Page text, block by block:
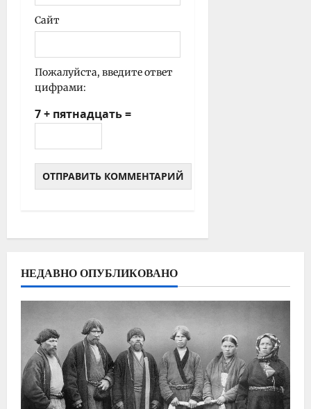
Сайт
Пожалуйста, введите ответ
цифрами:
7 + пятнадцать =
НЕДАВНО ОПУБЛИКОВАНО